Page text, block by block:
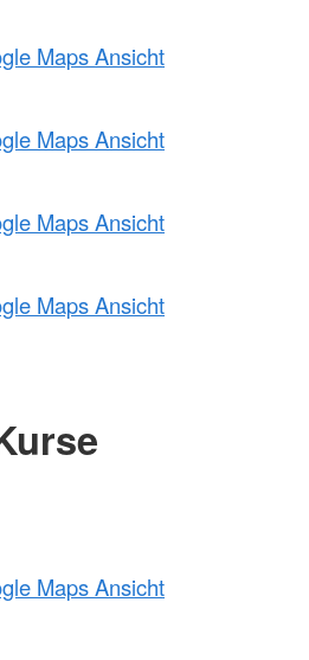
Maps Ansicht
Maps Ansicht
Maps Ansicht
Maps Ansicht
Maps Ansicht